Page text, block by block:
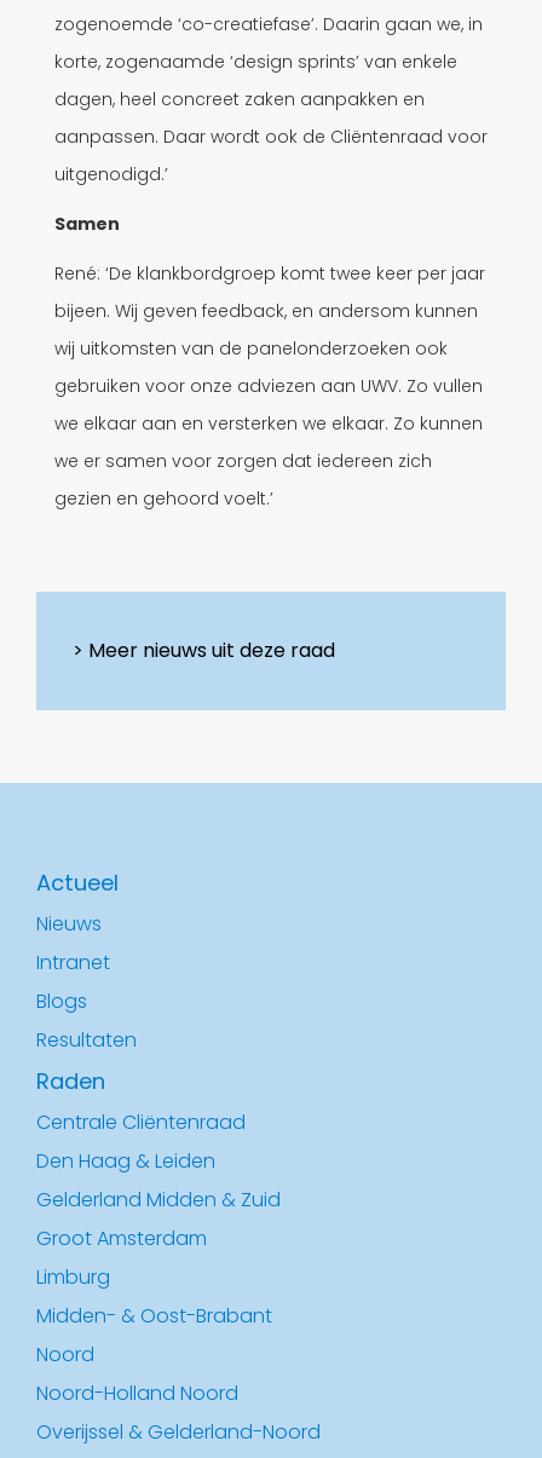
zogenoemde ‘co-creatiefase’. Daarin gaan we, in
korte, zogenaamde ‘design sprints’ van enkele
dagen, heel concreet zaken aanpakken en
aanpassen. Daar wordt ook de Cliëntenraad voor
uitgenodigd.’
Samen
René: ‘De klankbordgroep komt twee keer per jaar
bijeen. Wij geven feedback, en andersom kunnen
wij uitkomsten van de panelonderzoeken ook
gebruiken voor onze adviezen aan UWV. Zo vullen
we elkaar aan en versterken we elkaar. Zo kunnen
we er samen voor zorgen dat iedereen zich
gezien en gehoord voelt.’
Meer nieuws uit deze raad
Actueel
Nieuws
Intranet
Blogs
Resultaten
Raden
Centrale Cliëntenraad
Den Haag & Leiden
Gelderland Midden & Zuid
Groot Amsterdam
Limburg
Midden- & Oost-Brabant
Noord
Noord-Holland Noord
Overijssel & Gelderland-Noord